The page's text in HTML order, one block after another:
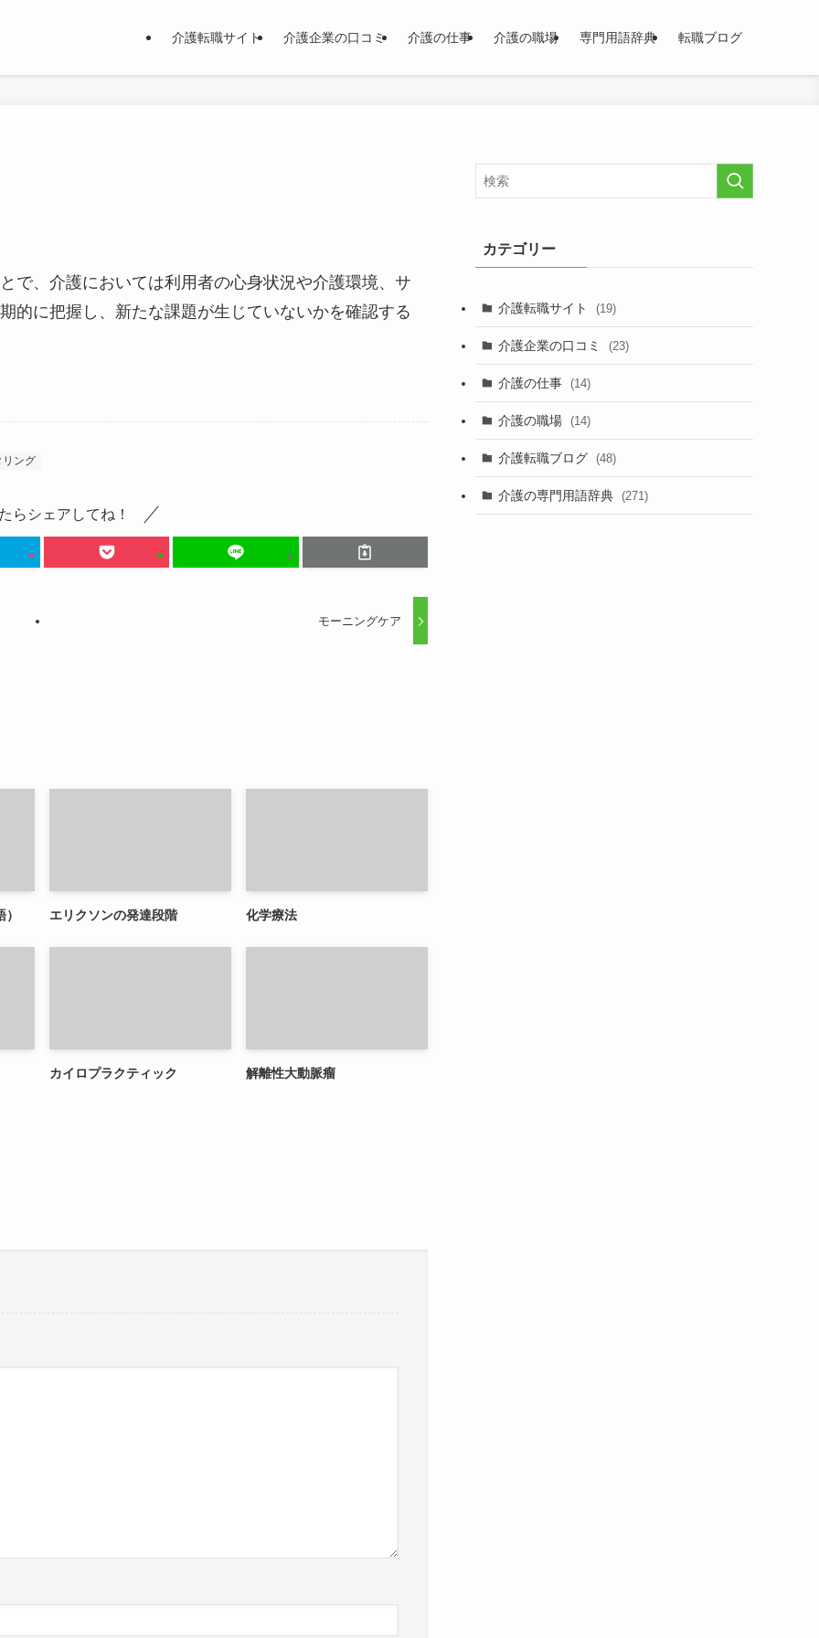
介護転職サイト 介護企業の口コミ 介護の仕事 介護の職場 専門用語辞典 転職ブログ
で、介護においては利用者の心身状況や介護環境、サ
的に把握し、新たな課題が生じていないかを確認する
リング
らシェアしてね！
モーニングケア
エリクソンの発達段階 化学療法
カイロプラクティック 解離性大動脈瘤
カテゴリー
介護転職サイト (19)
介護企業の口コミ (23)
介護の仕事 (14)
介護の職場 (14)
介護転職ブログ (48)
介護の専門用語辞典 (271)